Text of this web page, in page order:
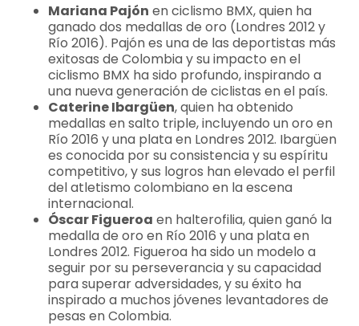
Mariana Pajón en ciclismo BMX, quien ha
ganado dos medallas de oro (Londres 2012 y
Río 2016). Pajón es una de las deportistas más
exitosas de Colombia y su impacto en el
ciclismo BMX ha sido profundo, inspirando a
una nueva generación de ciclistas en el país.
Caterine Ibargüen, quien ha obtenido
medallas en salto triple, incluyendo un oro en
Río 2016 y una plata en Londres 2012. Ibargüen
es conocida por su consistencia y su espíritu
competitivo, y sus logros han elevado el perfil
del atletismo colombiano en la escena
internacional.
Óscar Figueroa en halterofilia, quien ganó la
medalla de oro en Río 2016 y una plata en
Londres 2012. Figueroa ha sido un modelo a
seguir por su perseverancia y su capacidad
para superar adversidades, y su éxito ha
inspirado a muchos jóvenes levantadores de
pesas en Colombia.